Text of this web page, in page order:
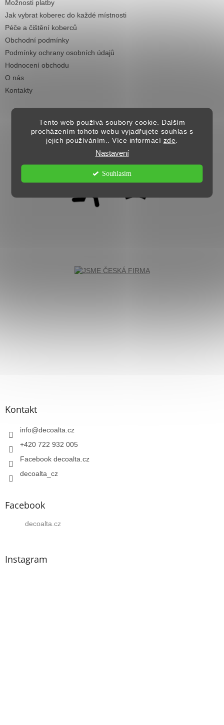
Tento web používá soubory cookie. Dalším
procházením tohoto webu vyjadřujete souhlas s
jejich používáním.. Více informací zde
Nastavení
Souhlasím
Možnosti platby
Jak vybrat koberec do každé místnosti
Péče a čištění koberců
Obchodní podmínky
Podmínky ochrany osobních údajů
Hodnocení obchodu
O nás
Kontakty
Kontakt
info@decoalta.cz
+420 722 932 005
Facebook decoalta.cz
decoalta_cz
Facebook
decoalta.cz
Instagram